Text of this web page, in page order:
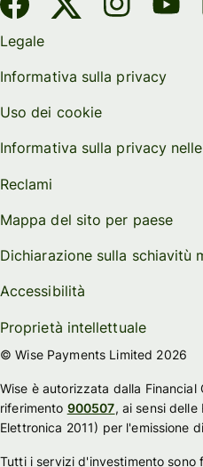
Legale
Informativa sulla privacy
Uso dei cookie
Informativa sulla privacy
Reclami
Mappa del sito per paese
Dichiarazione sulla schiavitù
Accessibilità
Proprietà intellettuale
© Wise Payments Limited 2026
Wise è autorizzata dalla
riferimento 900507, ai sensi delle
Elettronica 2011) per l'emissione
Tutti i servizi d'investimento sono